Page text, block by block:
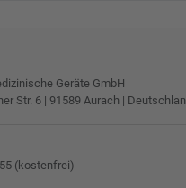
Geräte GmbH
Str. 6 | 91589 Aurach |
(kostenfrei)